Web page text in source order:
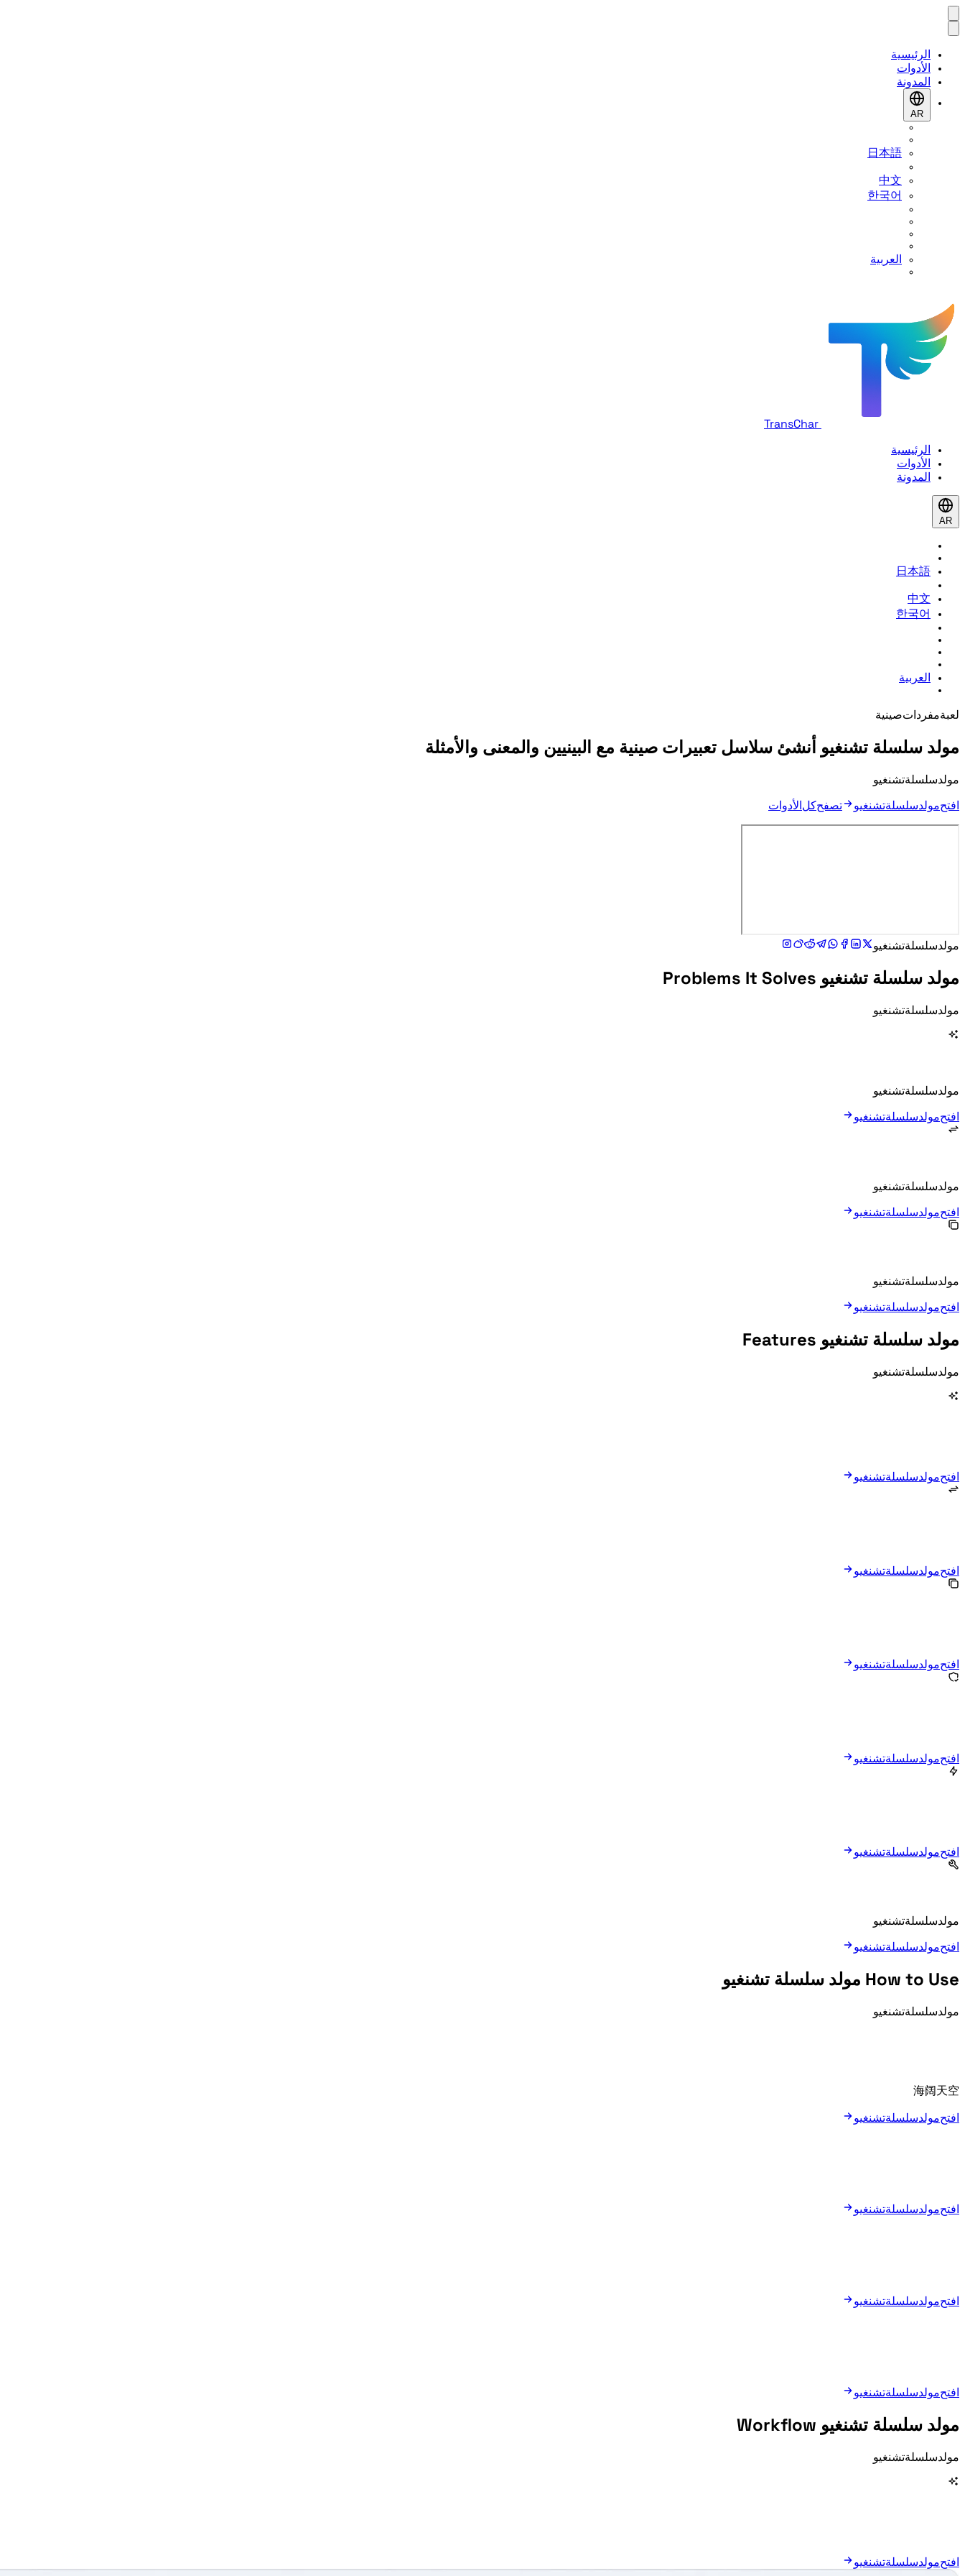
الرئيسية
الأدوات
المدونة
AR
日本語
中文
한국어
العربية
TransChar
الرئيسية
الأدوات
المدونة
AR
日本語
中文
한국어
العربية
لعبة مفردات صينية
مولد سلسلة تشنغيو أنشئ سلاسل تعبيرات صينية مع البينيين والمعنى والأمثلة
مولد سلسلة تشنغيو helps students, teachers, parents, and word-game players turn one starting idiom into a clear, rule-based Chengyu chain.
افتح مولد سلسلة تشنغيو تصفح كل الأدوات
مولد سلسلة تشنغيو:
مولد سلسلة تشنغيو Problems It Solves
مولد سلسلة تشنغيو makes each connection visible so learners can understand the rule, not just copy an answer.
مولد سلسلة تشنغيو searches a local idiom dictionary by ending character or pinyin to build 5, 10, or 20 steps.
افتح مولد سلسلة تشنغيو
مولد سلسلة تشنغيو labels the previous ending character and next starting character for every step.
افتح مولد سلسلة تشنغيو
مولد سلسلة تشنغيو supports regenerate, copy, TXT export, and random starters for class activities.
افتح مولد سلسلة تشنغيو
مولد سلسلة تشنغيو Features
مولد سلسلة تشنغيو is designed for homework, tutoring, classroom games, and Chinese vocabulary practice.
افتح مولد سلسلة تشنغيو
افتح مولد سلسلة تشنغيو
افتح مولد سلسلة تشنغيو
افتح مولد سلسلة تشنغيو
افتح مولد سلسلة تشنغيو
مولد سلسلة تشنغيو runs in the browser without uploading the starter text.
افتح مولد سلسلة تشنغيو
How to Use مولد سلسلة تشنغيو
Type a starting idiom such as 海阔天空 or use the random starter button.
افتح مولد سلسلة تشنغيو
افتح مولد سلسلة تشنغيو
افتح مولد سلسلة تشنغيو
افتح مولد سلسلة تشنغيو
مولد سلسلة تشنغيو Workflow
مولد سلسلة تشنغيو keeps generation, explanation, and reuse in one clear workflow.
افتح مولد سلسلة تشنغيو